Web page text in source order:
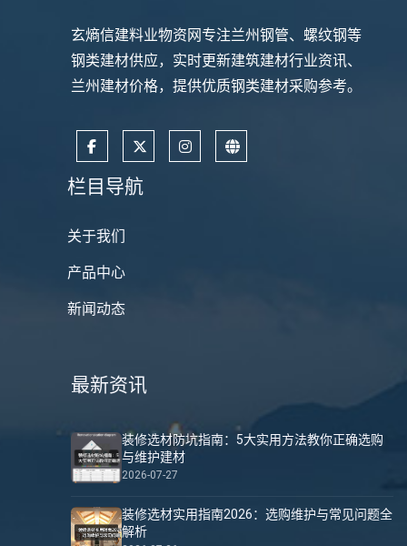
玄熵信建料业物资网专注兰州钢管、螺纹钢等
钢类建材供应，实时更新建筑建材行业资讯、
兰州建材价格，提供优质钢类建材采购参考。
栏目导航
关于我们
产品中心
新闻动态
最新资讯
装修选材防坑指南：5大实用方法教你正确选购
与维护建材
2026-07-27
装修选材实用指南2026：选购维护与常见问题全
解析